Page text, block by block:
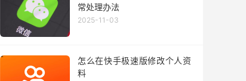
常处理办法
2025-11-03
怎么在快手极速版修改个人资
料